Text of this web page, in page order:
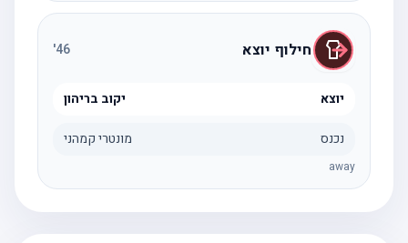
חילוף יוצא 46
'
יוצא יקוב בריהון
נכנס מונטרי קמהני
away